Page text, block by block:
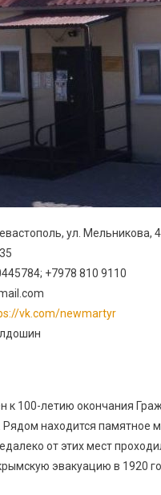
ул. Мельникова,
+7978 810 9110
vk.com/newmartyr
к 100-летию окончания
Рядом находится
от этих мест
эвакуацию в 1920